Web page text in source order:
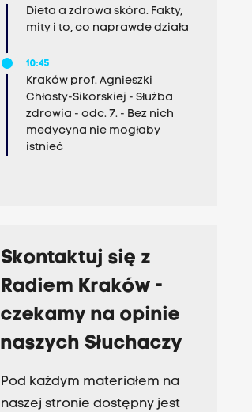
Dieta a zdrowa skóra. Fakty,
mity i to, co naprawdę działa
10:45
Kraków prof. Agnieszki
Chłosty-Sikorskiej - Służba
zdrowia - odc. 7. - Bez nich
medycyna nie mogłaby
istnieć
Skontaktuj się z
Radiem Kraków -
czekamy na opinie
naszych Słuchaczy
Pod każdym materiałem na
naszej stronie dostępny jest